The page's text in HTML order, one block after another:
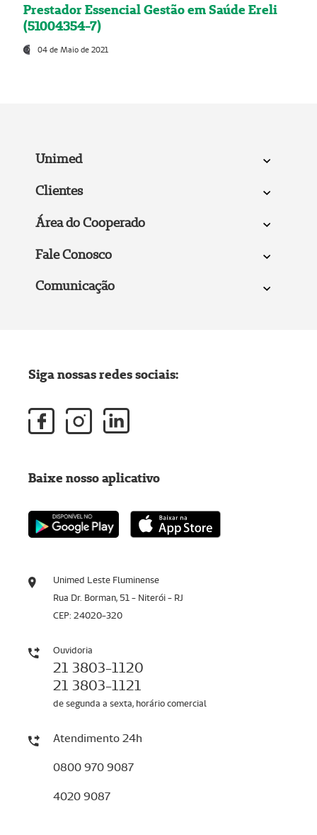
Prestador Essencial Gestão em Saúde Ereli
(51004354-7)
04 de Maio de 2021
Unimed
Clientes
Área do Cooperado
Fale Conosco
Comunicação
Unimed Leste Fluminense
Rua Dr. Borman, 51 - Niterói - RJ
CEP: 24020-320
Ouvidoria
21 3803-1120
21 3803-1121
de segunda a sexta, horário comercial
Atendimento 24h
0800 970 9087
4020 9087
Siga nossas redes sociais:
Baixe nosso aplicativo